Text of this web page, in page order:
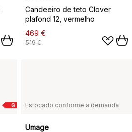
Candeeiro de teto Clover
plafond 12, vermelho
469 €
519 €
G Estocado conforme a demanda
Umage